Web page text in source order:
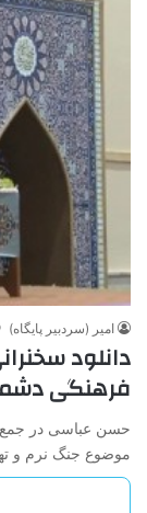
امیر (سردبیر پایگاه)
دانلود
فرهنگی دشمنان
حسن عباسی در جمع
موضوع جنگ نرم و